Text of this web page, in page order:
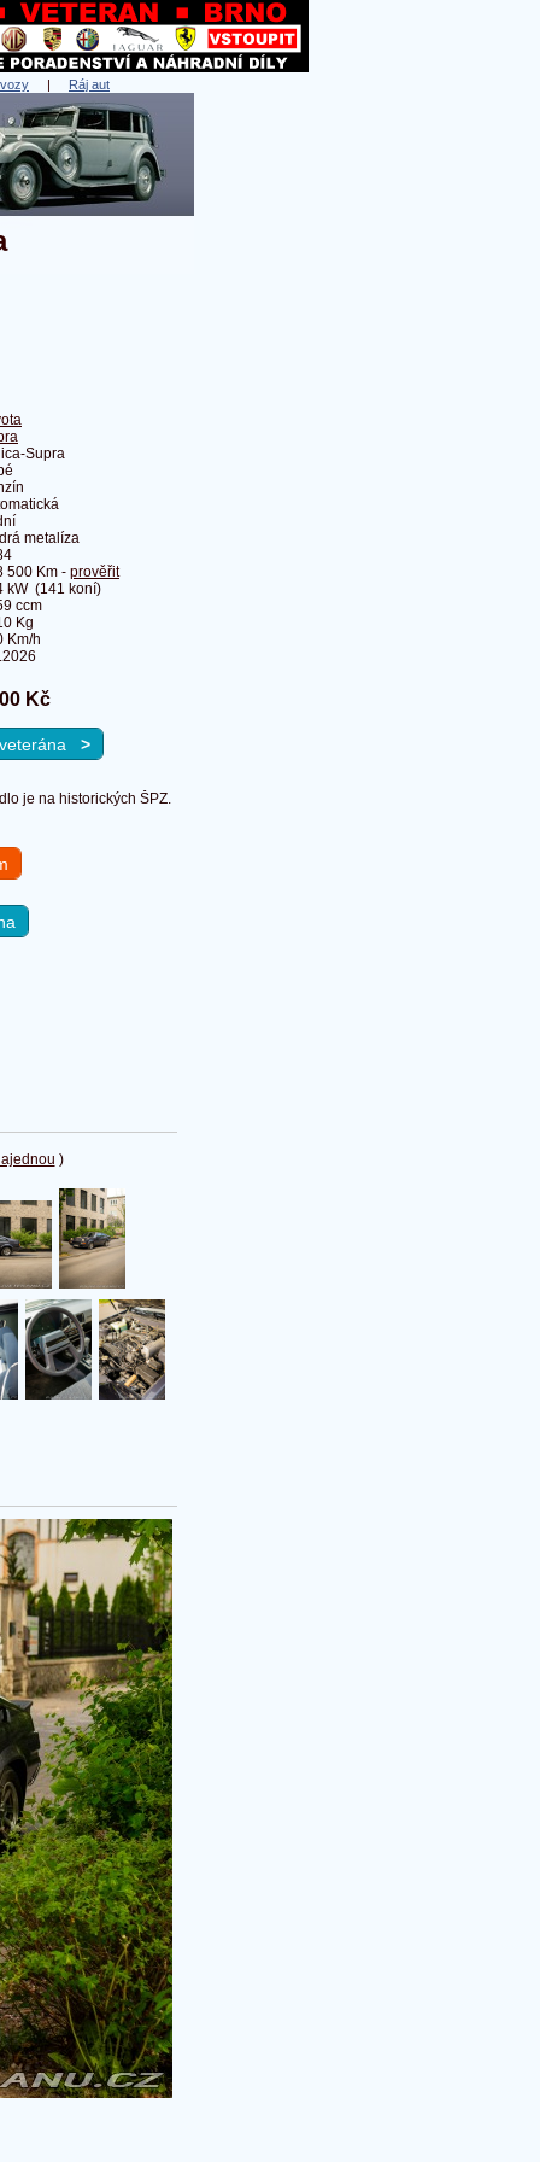
| Ráj aut
Supra
metalíza
500 Km - prověřit
kW (141 koní)
ccm
Kg
Km/h
Kč
>
je na historických ŠPZ.
)